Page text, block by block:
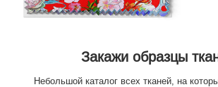
Закажи образцы
Небольшой каталог всех тканей, на